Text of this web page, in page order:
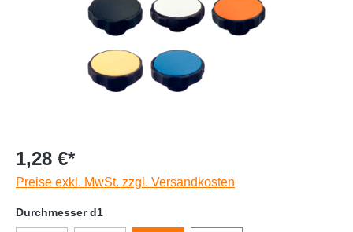
1,28 €*
Preise exkl. MwSt. zzgl. Versandkosten
Durchmesser d1